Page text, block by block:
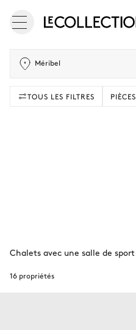
Méribel
TOUS LES FILTRES PIÈCES
16 propriétés
Chalets avec une salle de sport